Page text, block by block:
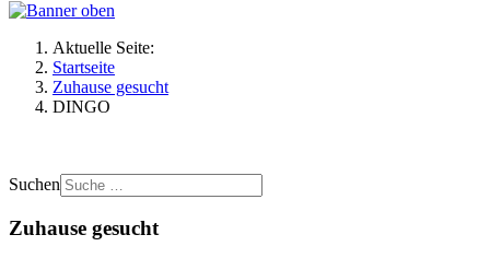
Aktuelle Seite:
Startseite
Zuhause gesucht
DINGO
Suchen
Zuhause gesucht